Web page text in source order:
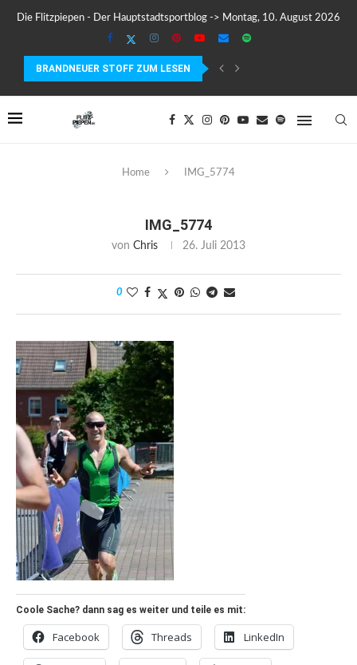
Die Flitzpiepen - Der Hauptstadtsportblog -> Montag, 10. August 2026
BRANDNEUER STOFF ZUM LESEN
COROS PACE 4 IM TEST – LEICHT, SCHNELL...
Home IMG_5774
IMG_5774
von Chris 26. Juli 2013
0
Coole Sache? dann sag es weiter und teile es mit:
Facebook Threads LinkedIn